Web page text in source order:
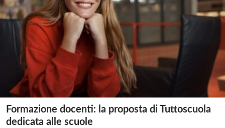
Formazione docenti: la proposta di Tuttoscuola
dedicata alle scuole